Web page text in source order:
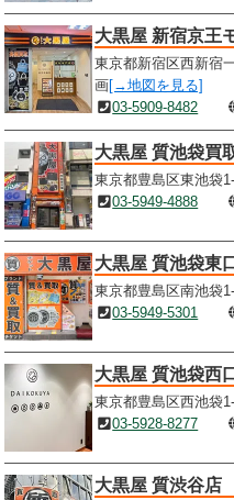
大黒屋 新宿京王
東京都新宿区西新宿
画[→地図を見る]
03-5909-8482
大黒屋 質池袋買
東京都豊島区東池袋
03-5949-4888
大黒屋 質池袋東
東京都豊島区南池袋
03-5949-5301
大黒屋 質池袋西
東京都豊島区西池袋
03-5928-8277
大黒屋 質渋谷店